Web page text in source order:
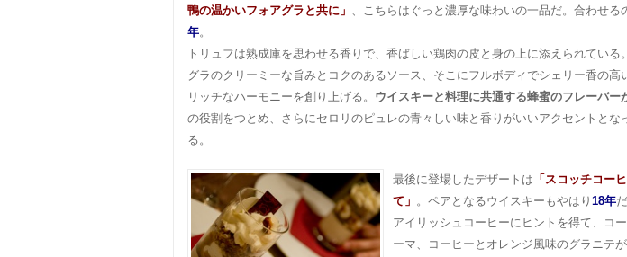
鴨の温かいフォアグラと共に」
、こちらはぐっと濃厚な味わいの一品だ。合わせる
年。
トリュフは熟成庫を思わせる香りで、香ばしい鶏肉の皮と身の上に添えられている
グラのクリーミーな旨みとコクのあるソース、そこにフルボディでシェリー香の高
リッチなハーモニーを創り上げる。 ウイスキーと料理に共通する蜂蜜のフレーバー
の役割をつとめ、さらにセロリのピュレの青々しい味と香りがいいアクセントとな
る。
最後に登場したデザートは 「スコッチコー
て」 。ペアとなるウイスキーもやはり 18年だ
アイリッシュコーヒーにヒントを得て、コ
ーマ、コーヒーとオレンジ風味のグラニテが